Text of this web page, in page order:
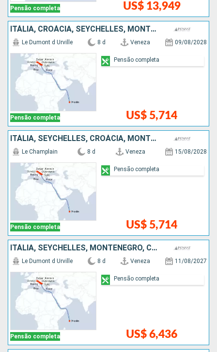
Pensão completa US$ 13,949
ITÁLIA, CROÁCIA, SEYCHELLES, MONTENEGRO
Pensão completa
Le Dumont d Urville 8 d Veneza 09/08/2028
US$ 5,714
Pensão completa
ITÁLIA, SEYCHELLES, CROÁCIA, MONTENEGRO
Pensão completa
Le Champlain 8 d Veneza 15/08/2028
US$ 5,714
Pensão completa
ITÁLIA, SEYCHELLES, MONTENEGRO, CROÁCIA
Pensão completa
Le Dumont d Urville 8 d Veneza 11/08/2027
US$ 6,436
Pensão completa